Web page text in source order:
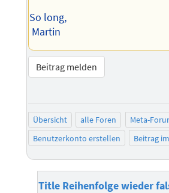
So long,
Martin
Beitrag melden
Übersicht alle Foren Meta-
Benutzerkonto erstellen
Beitrag
Title Reihenfolge wieder